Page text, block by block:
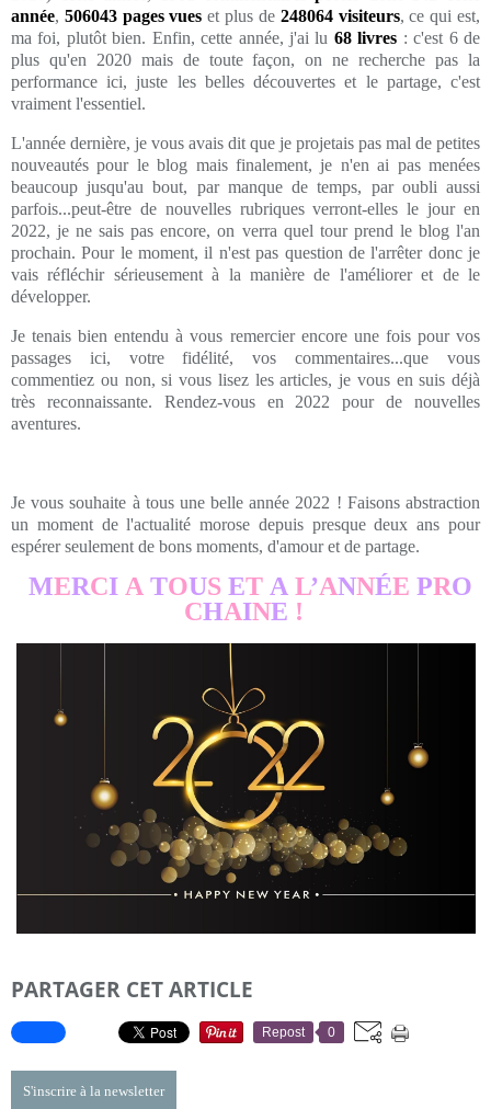
année, 506043 pages vues et plus de 248064 visiteurs, ce qui est,
ma foi, plutôt bien. Enfin, cette année, j'ai lu 68 livres : c'est 6 de
plus qu'en 2020 mais de toute façon, on ne recherche pas la
performance ici, juste les belles découvertes et le partage, c'est
vraiment l'essentiel.
L'année dernière, je vous avais dit que je projetais pas mal de petites
nouveautés pour le blog mais finalement, je n'en ai pas menées
beaucoup jusqu'au bout, par manque de temps, par oubli aussi
parfois...peut-être de nouvelles rubriques verront-elles le jour en
2022, je ne sais pas encore, on verra quel tour prend le blog l'an
prochain. Pour le moment, il n'est pas question de l'arrêter donc je
vais réfléchir sérieusement à la manière de l'améliorer et de le
développer.
Je tenais bien entendu à vous remercier encore une fois pour vos
passages ici, votre fidélité, vos commentaires...que vous
commentiez ou non, si vous lisez les articles, je vous en suis déjà
très reconnaissante. Rendez-vous en 2022 pour de nouvelles
aventures.
Je vous souhaite à tous une belle année 2022 ! Faisons abstraction
un moment de l'actualité morose depuis presque deux ans pour
espérer seulement de bons moments, d'amour et de partage.
MERCI A TOUS ET A L’ANNÉE PRO
CHAINE !
PARTAGER CET ARTICLE
Repost 0
S'inscrire à la newsletter